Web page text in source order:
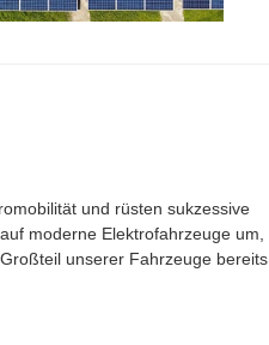
und rüsten sukzessive
moderne Elektrofahrzeuge um,
unserer Fahrzeuge bereits